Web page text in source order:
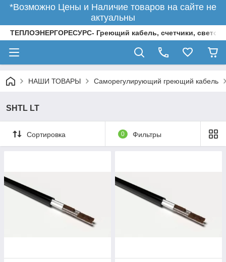
*Возможно Цены и Наличие товаров на сайте не
актуальны
ТЕПЛОЭНЕРГОРЕСУРС- Греющий кабель, счетчики,
НАШИ ТОВАРЫ Саморегулирующий греющий кабель
SHTL LT
Сортировка 0 Фильтры